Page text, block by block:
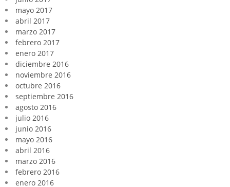
mayo 2017
abril 2017
marzo 2017
febrero 2017
enero 2017
diciembre 2016
noviembre 2016
octubre 2016
septiembre 2016
agosto 2016
julio 2016
junio 2016
mayo 2016
abril 2016
marzo 2016
febrero 2016
enero 2016